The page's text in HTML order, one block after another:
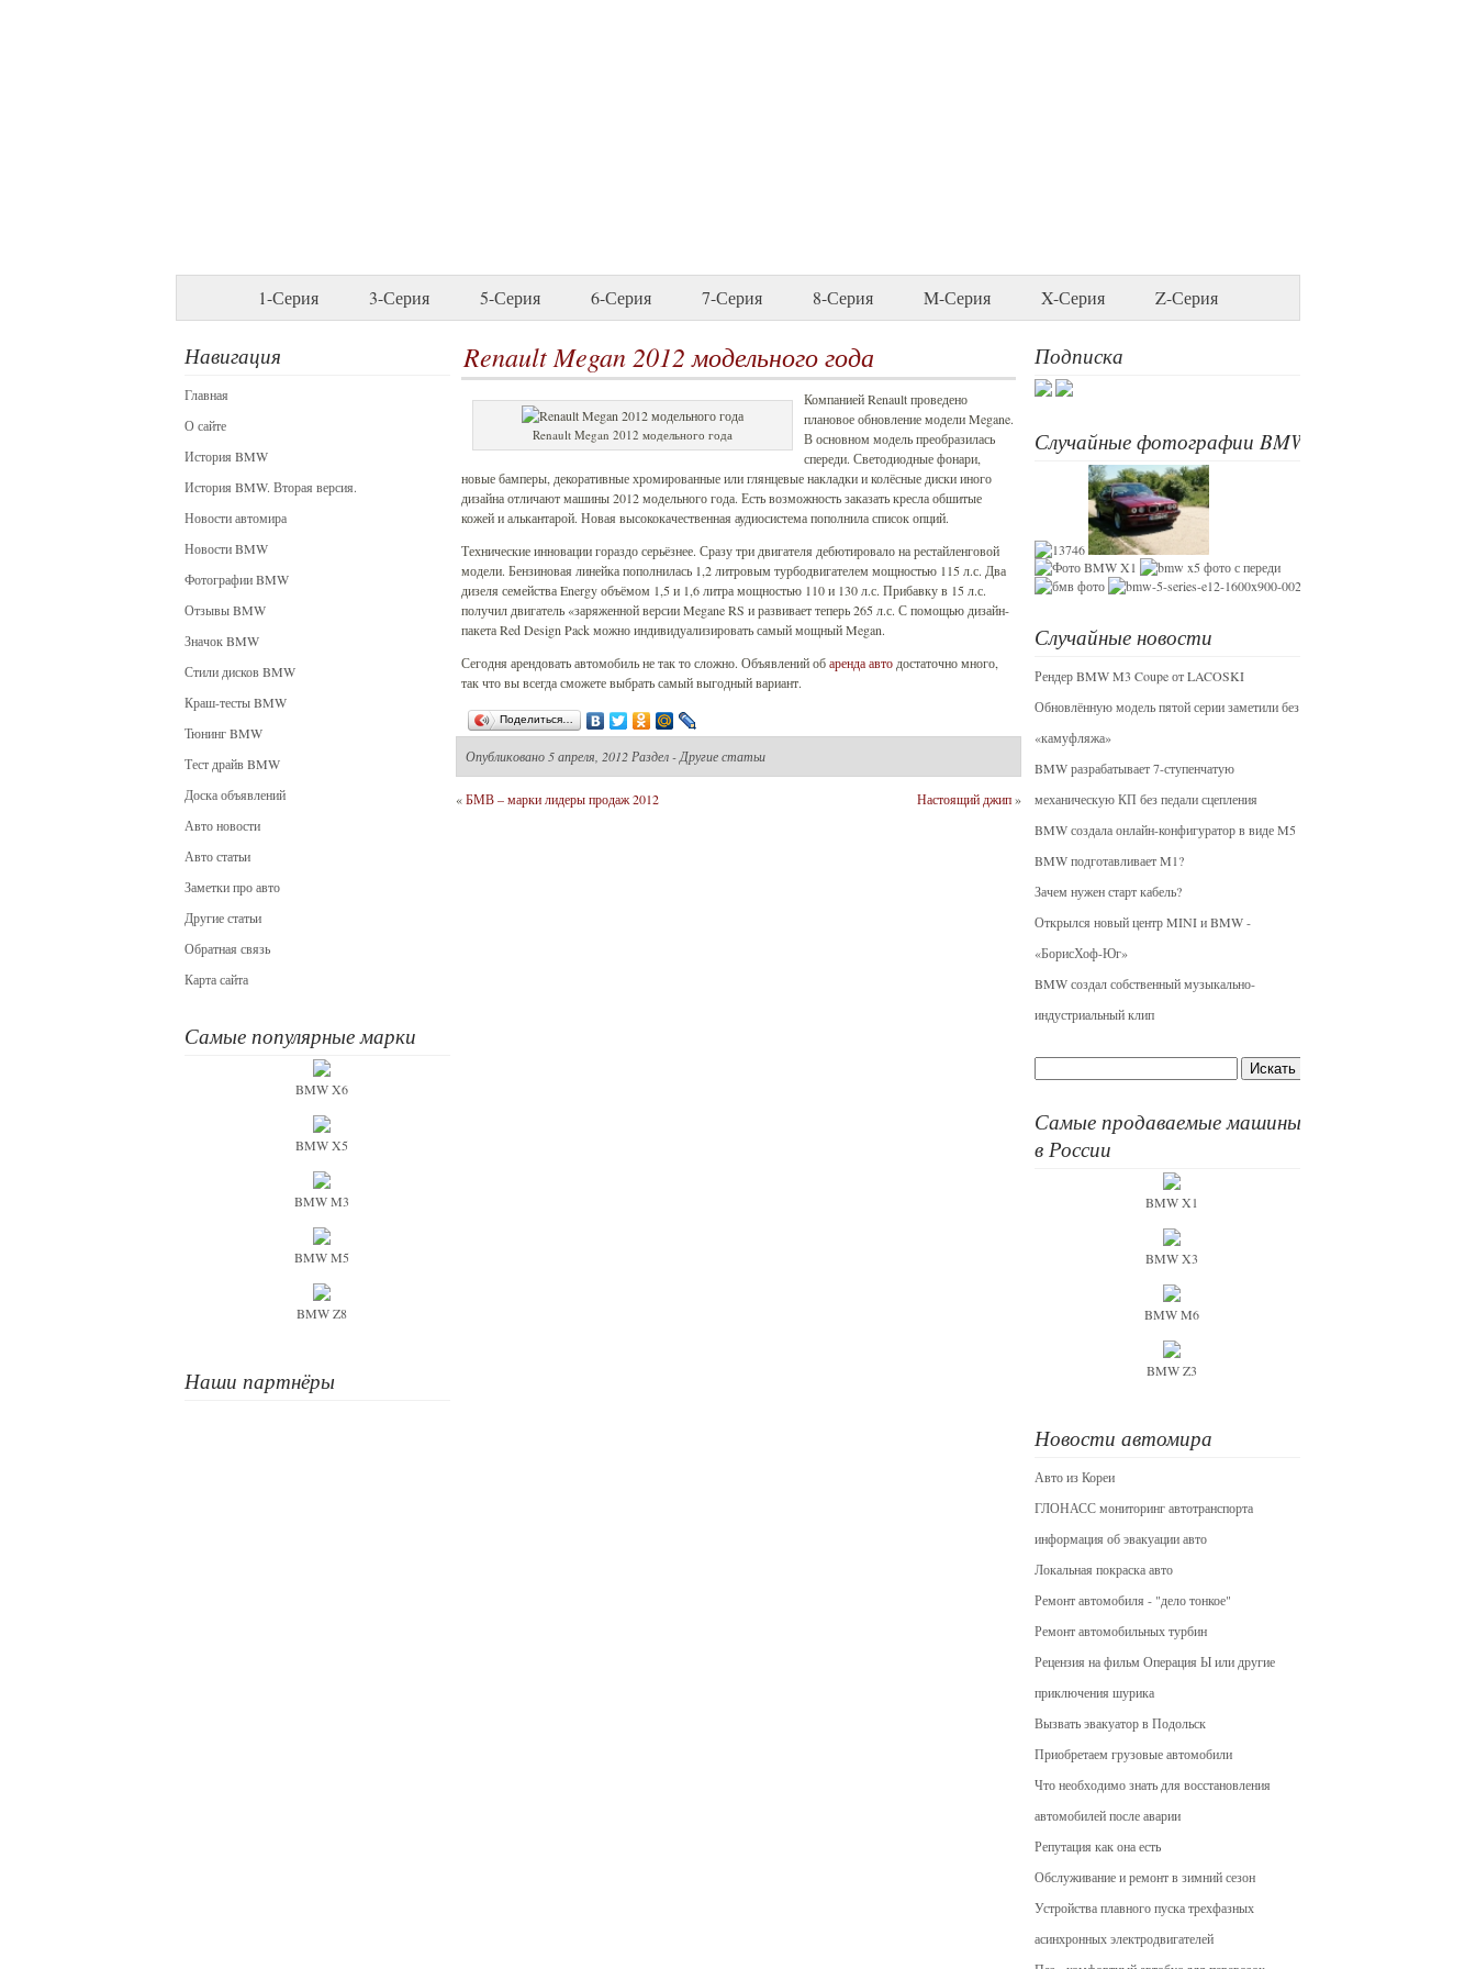
1-Серия 3-Серия 5-Серия 6-Серия 7-Серия 8-Серия M-Серия X-Серия Z-Серия
Навигация
Главная
О сайте
История BMW
История BMW. Вторая версия.
Новости автомира
Новости BMW
Фотографии BMW
Отзывы BMW
Значок BMW
Стили дисков BMW
Краш-тесты BMW
Тюнинг BMW
Тест драйв BMW
Доска объявлений
Авто новости
Авто статьи
Заметки про авто
Другие статьи
Обратная связь
Карта сайта
Самые популярные марки
BMW X6
BMW X5
BMW M3
BMW M5
BMW Z8
Наши партнёры
Подписка
Случайные фотографии BMW
Случайные новости
Рендер BMW M3 Coupe от LACOSKI
Обновлённую модель пятой серии заметили без
«камуфляжа»
BMW разрабатывает 7-ступенчатую
механическую КП без педали сцепления
BMW создала онлайн-конфигуратор в виде M5
BMW подготавливает M1?
Зачем нужен старт кабель?
Открылся новый центр MINI и BMW -
«БорисХоф-Юг»
BMW создал собственный музыкально-
индустриальный клип
Самые продаваемые машины
в России
BMW X1
BMW X3
BMW M6
BMW Z3
Новости автомира
Авто из Кореи
ГЛОНАСС мониторинг автотранспорта
информация об эвакуации авто
Локальная покраска авто
Ремонт автомобиля - "дело тонкое"
Ремонт автомобильных турбин
Рецензия на фильм Операция Ы или другие
приключения шурика
Вызвать эвакуатор в Подольск
Приобретаем грузовые автомобили
Что необходимо знать для восстановления
автомобилей после аварии
Репутация как она есть
Обслуживание и ремонт в зимний сезон
Устройства плавного пуска трехфазных
асинхронных электродвигателей
Renault Megan 2012 модельного года
Renault Megan 2012 модельного года
Компанией Renault проведено
плановое обновление модели Megane.
В основном модель преобразилась
спереди. Светодиодные фонари,
новые бамперы, декоративные хромированные или глянцевые накладки и колёсные диски иного
дизайна отличают машины 2012 модельного года. Есть возможность заказать кресла обшитые
кожей и алькантарой. Новая высококачественная аудиосистема пополнила список опций.
Технические инновации гораздо серьёзнее. Сразу три двигателя дебютировало на рестайленговой
модели. Бензиновая линейка пополнилась 1,2 литровым турбодвигателем мощностью 115 л.с. Два
дизеля семейства Energy объёмом 1,5 и 1,6 литра мощностью 110 и 130 л.с. Прибавку в 15 л.с.
получил двигатель «заряженной версии Megane RS и развивает теперь 265 л.с. С помощью дизайн-
пакета Red Design Pack можно индивидуализировать самый мощный Megan.
Сегодня арендовать автомобиль не так то сложно. Объявлений обаренда авто достаточно много,
так что вы всегда сможете выбрать самый выгодный вариант.
Поделиться…
Опубликовано 5 апреля, 2012 Раздел - Другие статьи
«БМВ – марки лидеры продаж 2012 Настоящий джип»